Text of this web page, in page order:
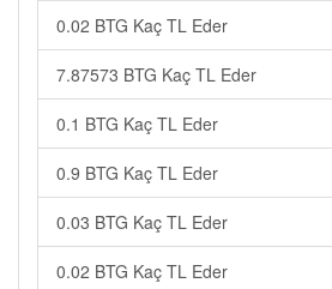
0.02 BTG Kaç TL Eder
7.87573 BTG Kaç TL Eder
0.1 BTG Kaç TL Eder
0.9 BTG Kaç TL Eder
0.03 BTG Kaç TL Eder
0.02 BTG Kaç TL Eder